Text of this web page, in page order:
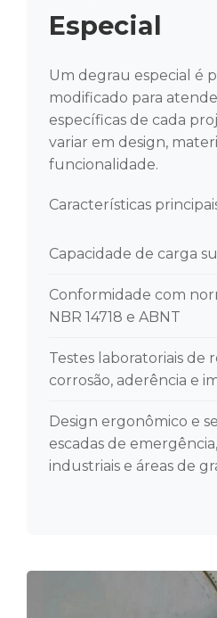
Especial
Um degrau especial é
modificado para
específicas de cada
variar em design,
funcionalidade.
Características
Capacidade de carga
Conformidade com
NBR 14718 e ABNT
Testes laboratoriais de
corrosão, aderência e
Design ergonômico e
escadas de
industriais e áreas de